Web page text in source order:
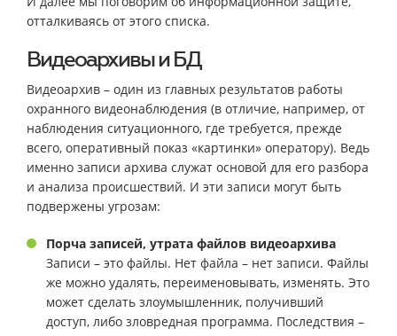
отталкиваясь от этого списка.
Видеоархивы и БД
Видеоархив – один из главных результатов работы
охранного видеонаблюдения (в отличие, например, от
наблюдения ситуационного, где требуется, прежде
всего, оперативный показ «картинки» оператору). Ведь
именно записи архива служат основой для его разбора
и анализа происшествий. И эти записи могут быть
подвержены угрозам:
Порча записей, утрата файлов видеоархива
Записи – это файлы. Нет файла – нет записи. Файлы
же можно удалять, переименовывать, изменять. Это
может сделать злоумышленник, получивший
доступ, либо зловредная программа. Последствия –